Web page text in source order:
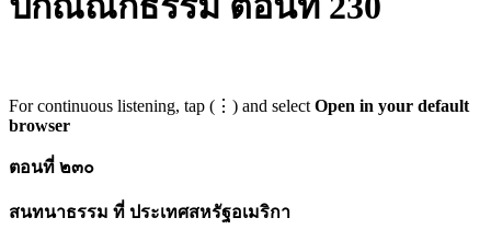
For continuous listening, tap (⋮) and select Open in your default
browser
ตอนที่ ๒๓๐
สนทนาธรรม ที่ ประเทศสหรัฐอเมริกา